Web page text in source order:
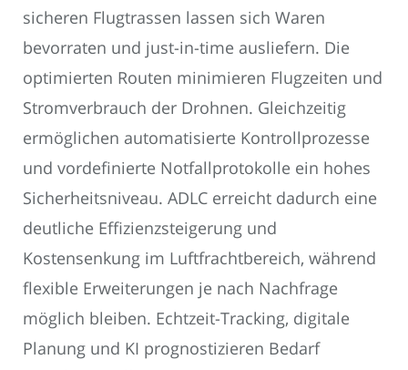
sicheren Flugtrassen lassen sich Waren
bevorraten und just-in-time ausliefern. Die
optimierten Routen minimieren Flugzeiten und
Stromverbrauch der Drohnen. Gleichzeitig
ermöglichen automatisierte Kontrollprozesse
und vordefinierte Notfallprotokolle ein hohes
Sicherheitsniveau. ADLC erreicht dadurch eine
deutliche Effizienzsteigerung und
Kostensenkung im Luftfrachtbereich, während
flexible Erweiterungen je nach Nachfrage
möglich bleiben. Echtzeit-Tracking, digitale
Planung und KI prognostizieren Bedarf